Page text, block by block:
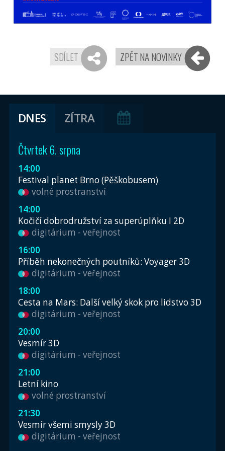
SDÍLET ZPĚT NA NOVINKY
DNES ZÍTRA
Čtvrtek 6. srpna
14:00
Festival planet Brno (Pěškobusem)
volné prostranství
14:00
Kočičí dobrodružství za superúplňku I 2D
digitárium - veřejnost
16:00
Příběh nekonečných poutníků: Voyager 3D
digitárium - veřejnost
18:00
Cesta na Mars: Další velký skok pro lidstvo 3D
digitárium - veřejnost
20:00
Vesmír 3D
digitárium - veřejnost
21:00
Letní kino
volné prostranství
21:30
Vesmír všemi smysly 3D
digitárium - veřejnost